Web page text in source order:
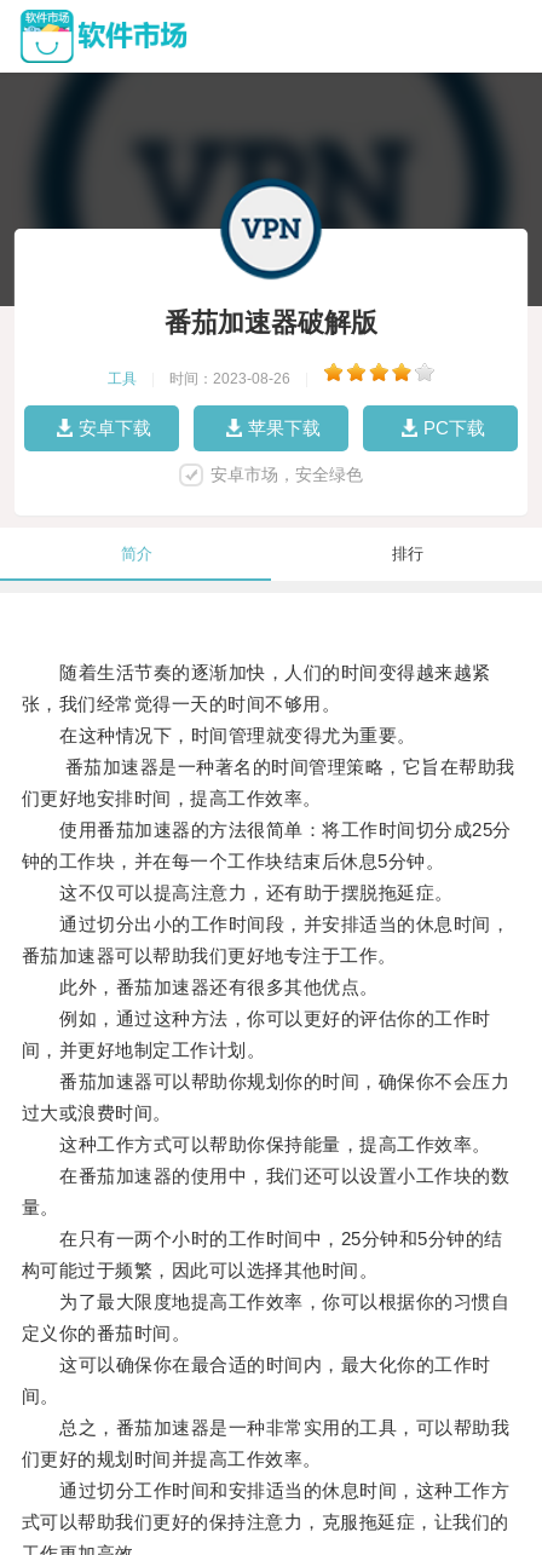
番茄加速器破解版
工具 时间：2023-08-26
安卓下载 苹果下载 PC下载
安卓市场，安全绿色
简介 排行
随着生活节奏的逐渐加快，人们的时间变得越来越紧
张，我们经常觉得一天的时间不够用。
在这种情况下，时间管理就变得尤为重要。
番茄加速器是一种著名的时间管理策略，它旨在帮助我
们更好地安排时间，提高工作效率。
使用番茄加速器的方法很简单：将工作时间切分成25分
钟的工作块，并在每一个工作块结束后休息5分钟。
这不仅可以提高注意力，还有助于摆脱拖延症。
通过切分出小的工作时间段，并安排适当的休息时间，
番茄加速器可以帮助我们更好地专注于工作。
此外，番茄加速器还有很多其他优点。
例如，通过这种方法，你可以更好的评估你的工作时
间，并更好地制定工作计划。
番茄加速器可以帮助你规划你的时间，确保你不会压力
过大或浪费时间。
这种工作方式可以帮助你保持能量，提高工作效率。
在番茄加速器的使用中，我们还可以设置小工作块的数
量。
在只有一两个小时的工作时间中，25分钟和5分钟的结
构可能过于频繁，因此可以选择其他时间。
为了最大限度地提高工作效率，你可以根据你的习惯自
定义你的番茄时间。
这可以确保你在最合适的时间内，最大化你的工作时
间。
总之，番茄加速器是一种非常实用的工具，可以帮助我
们更好的规划时间并提高工作效率。
通过切分工作时间和安排适当的休息时间，这种工作方
式可以帮助我们更好的保持注意力，克服拖延症，让我们的